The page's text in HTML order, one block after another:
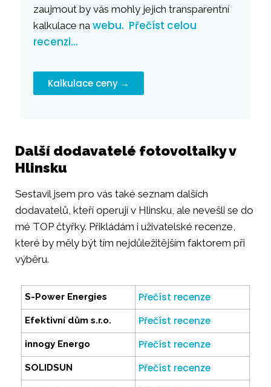
zaujmout by vás mohly jejich transparentní
kalkulace na webu. Přečíst celou
recenzi…
Kalkulace ceny →
Další dodavatelé fotovoltaiky v
Hlinsku
Sestavil jsem pro vás také seznam dalších
dodavatelů, kteří operují v Hlinsku, ale nevešli se do
mé TOP čtyřky. Přikládám i uživatelské recenze,
které by měly být tím nejdůležitějším faktorem při
výběru.
S-Power Energies Přečíst recenze
Efektivní dům s.r.o. Přečíst recenze
innogy Energo Přečíst recenze
SOLIDSUN Přečíst recenze